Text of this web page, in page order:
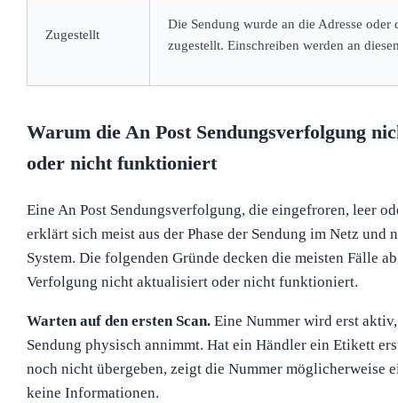
Zugestellt
Die Sendung wurde an die Adresse oder
zugestellt. Einschreiben werden an
Warum die An Post Sendungsverfolgung
oder nicht funktioniert
Eine An Post Sendungsverfolgung, die eingefroren, leer
erklärt sich meist aus der Phase der Sendung im Netz und
System. Die folgenden Gründe decken die meisten Fälle
Verfolgung nicht aktualisiert oder nicht funktioniert.
Warten auf den ersten Scan.Eine Nummer wird erst
Sendung physisch annimmt. Hat ein Händler ein Etikett
noch nicht übergeben, zeigt die Nummer möglicherweise
keine Informationen.